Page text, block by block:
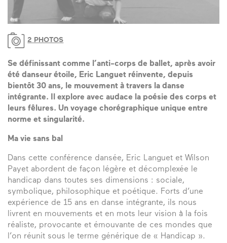
2 PHOTOS
Se définissant comme l’anti-corps de ballet, après avoir
été danseur étoile, Eric Languet réinvente, depuis
bientôt 30 ans, le mouvement à travers la danse
intégrante. Il explore avec audace la poésie des corps et
leurs fêlures. Un voyage chorégraphique unique entre
norme et singularité.
Ma vie sans bal
Dans cette conférence dansée, Eric Languet et Wilson
Payet abordent de façon légère et décomplexée le
handicap dans toutes ses dimensions : sociale,
symbolique, philosophique et poétique. Forts d’une
expérience de 15 ans en danse intégrante, ils nous
livrent en mouvements et en mots leur vision à la fois
réaliste, provocante et émouvante de ces mondes que
l’on réunit sous le terme générique de « Handicap ».